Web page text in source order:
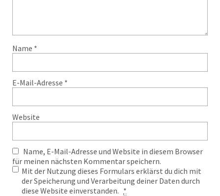
Name *
E-Mail-Adresse *
Website
Name, E-Mail-Adresse und Website in diesem Browser
für meinen nächsten Kommentar speichern.
Mit der Nutzung dieses Formulars erklärst du dich mit
der Speicherung und Verarbeitung deiner Daten durch
diese Website einverstanden. *